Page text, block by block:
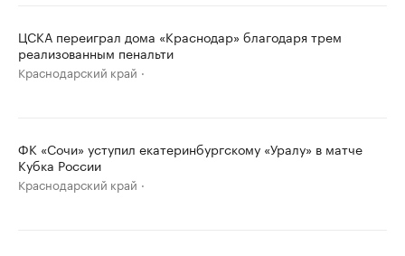
ЦСКА переиграл дома «Краснодар» благодаря трем
реализованным пенальти
Краснодарский край
ФК «Сочи» уступил екатеринбургскому «Уралу» в матче
Кубка России
Краснодарский край